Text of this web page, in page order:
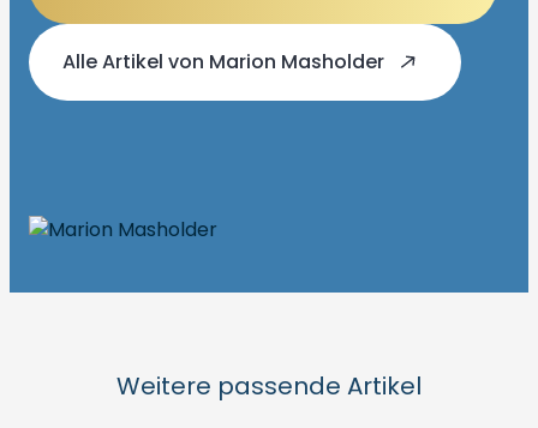
Alle Artikel von Marion Masholder
Weitere passende Artikel